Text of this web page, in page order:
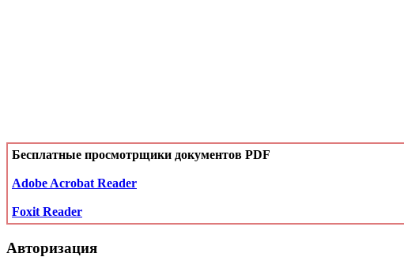
Бесплатные просмотрщики документов PDF
Adobe Acrobat Reader
Foxit Reader
Авторизация